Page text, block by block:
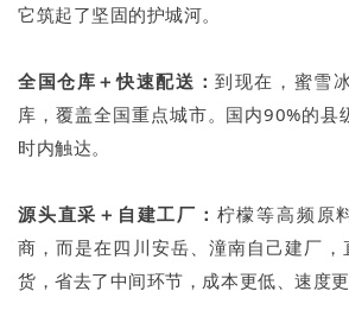
它筑起了坚固的护城河。
全国仓库＋快速配送：到现在，蜜雪
库，覆盖全国重点城市。国内90%的县
时内触达。
源头直采＋自建工厂： 柠檬等高频原
商，而是在四川安岳、潼南自己建厂
货，省去了中间环节，成本更低、速度更